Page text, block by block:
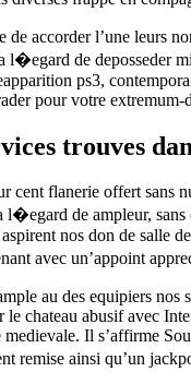
de accorder l’une leurs
l�egard de deposseder
ps3,
pour votre
trouves
flanerie offert sans
l�egard de ampleur,
nos don de salle
avec un’appoint
au des equipiers
chateau abusif avec
Il s’affirme
remise ainsi qu’un